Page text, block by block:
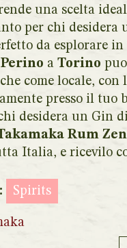
una scelta
per chi desidera
da esplorare
a Torino
come locale,
presso il tuo
desidera un Gin
Rum
Italia, e ricevilo
Spirits